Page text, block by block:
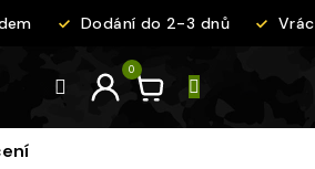
Dodání do 2-3 dnů